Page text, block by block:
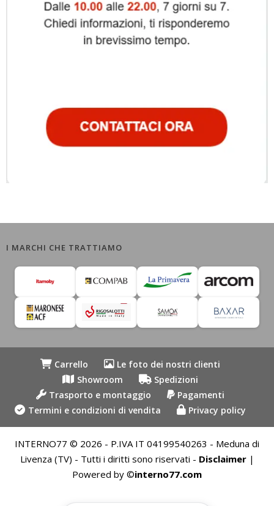
I MARCHI CHE TRATTIAMO
Carrello
Le foto dei nostri clienti
Showroom
Spedizioni
Trasporto e montaggio
Pagamenti
Termini e condizioni di vendita
Privacy policy
INTERNO77 © 2026 - P.IVA IT 04199540263 - Meduna di
Livenza (TV) - Tutti i diritti sono riservati - Disclaimer|
Powered by ©interno77.com